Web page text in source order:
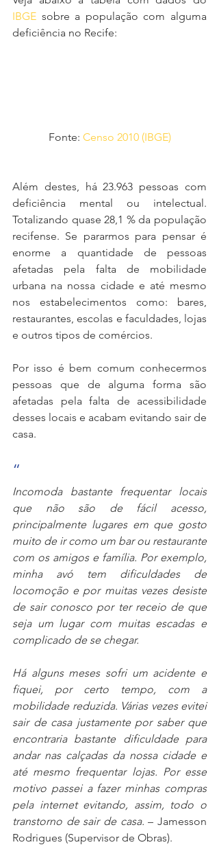
IBGE sobre a população com alguma
deficiência no Recife:
Fonte: Censo 2010 (IBGE)
Além destes, há 23.963 pessoas com
deficiência mental ou intelectual.
Totalizando quase 28,1 % da população
recifense. Se pararmos para pensar é
enorme a quantidade de pessoas
afetadas pela falta de mobilidade
urbana na nossa cidade e até mesmo
nos estabelecimentos como: bares,
restaurantes, escolas e faculdades, lojas
e outros tipos de comércios.
Por isso é bem comum conhecermos
pessoas que de alguma forma são
afetadas pela falta de acessibilidade
desses locais e acabam evitando sair de
casa.
“
Incomoda bastante frequentar locais
que não são de fácil acesso,
principalmente lugares em que gosto
muito de ir como um bar ou restaurante
com os amigos e família. Por exemplo,
minha avó tem dificuldades de
locomoção e por muitas vezes desiste
de sair conosco por ter receio de que
seja um lugar com muitas escadas e
complicado de se chegar.
Há alguns meses sofri um acidente e
fiquei, por certo tempo, com a
mobilidade reduzida. Várias vezes evitei
sair de casa justamente por saber que
encontraria bastante dificuldade para
andar nas calçadas da nossa cidade e
até mesmo frequentar lojas. Por esse
motivo passei a fazer minhas compras
pela internet evitando, assim, todo o
transtorno de sair de casa. – Jamesson
Rodrigues (Supervisor de Obras).